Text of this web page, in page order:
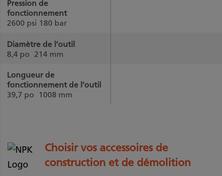
Pression de
fonctionnement
2600 psi 180 bar
Diamètre de l’outil
8,4 po 214 mm
Longueur de
fonctionnement de l’outil
39,7 po
1008 mm
Choisir vos accessoires de
construction et de démolition